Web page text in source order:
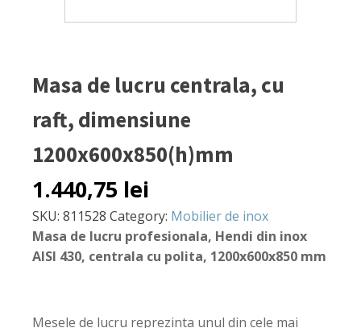
Masa de lucru centrala, cu
raft, dimensiune
1200x600x850(h)mm
1.440,75 lei
SKU: 811528 Category: Mobilier de inox
Masa de lucru profesionala, Hendi din inox
AISI 430, centrala cu polita, 1200x600x850 mm
Mesele de lucru reprezinta unul din cele mai